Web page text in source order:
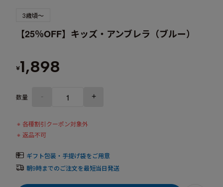
3歳頃～
【25％OFF】キッズ・アンブレラ（ブルー）
¥1,898
数量 - +
各種割引クーポン対象外
返品不可
ギフト包装・手提げ袋をご用意
朝9時までのご注文を最短当日発送